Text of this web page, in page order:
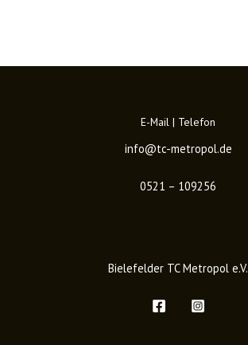
E-Mail | Telefon
info@tc-metropol.de
0521 – 109256
Bielefelder TC Metropol e.V.